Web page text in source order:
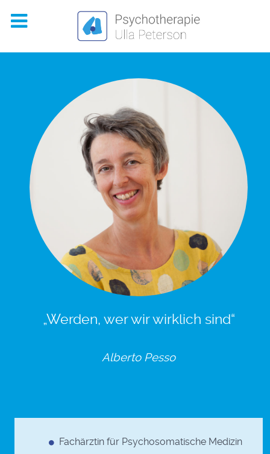
„Werden, wer wir wirklich sind“
Alberto Pesso
Fachärztin für Psychosomatische Medizin